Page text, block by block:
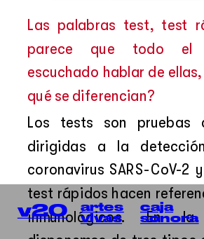
v20
caja
sonora
artes
vivas
Las palabras test, test
parece que todo el
escuchado hablar de
qué se diferencian?
Los tests son pruebas
dirigidas a la
coronavirus SARS-CoV-2
test rápidos hacen
inmunológicos. En la